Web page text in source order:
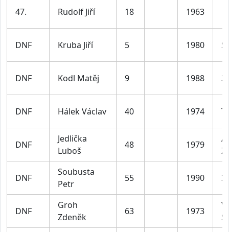
47. Rudolf Jiří 18 1963
DNF Kruba Jiří 5 1980
DNF Kodl Matěj 9 1988
DNF Hálek Václav 40 1974
DNF
Jedlička
Luboš
48 1979
DNF
Soubusta
Petr
55 1990
DNF
Groh
Zdeněk
63 1973